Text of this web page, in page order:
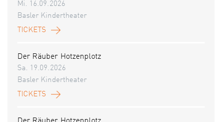
Mi. 16.09.2026
Basler Kindertheater
TICKETS
Der Räuber Hotzenplotz
Sa. 19.09.2026
Basler Kindertheater
TICKETS